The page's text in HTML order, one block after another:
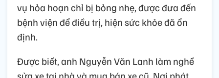
vụ hỏa hoạn chỉ bị bỏng nhẹ, được đưa đến
bệnh viện để điều trị, hiện sức khỏe đã ổn
định.
Được biết, anh Nguyễn Văn Lanh làm nghề